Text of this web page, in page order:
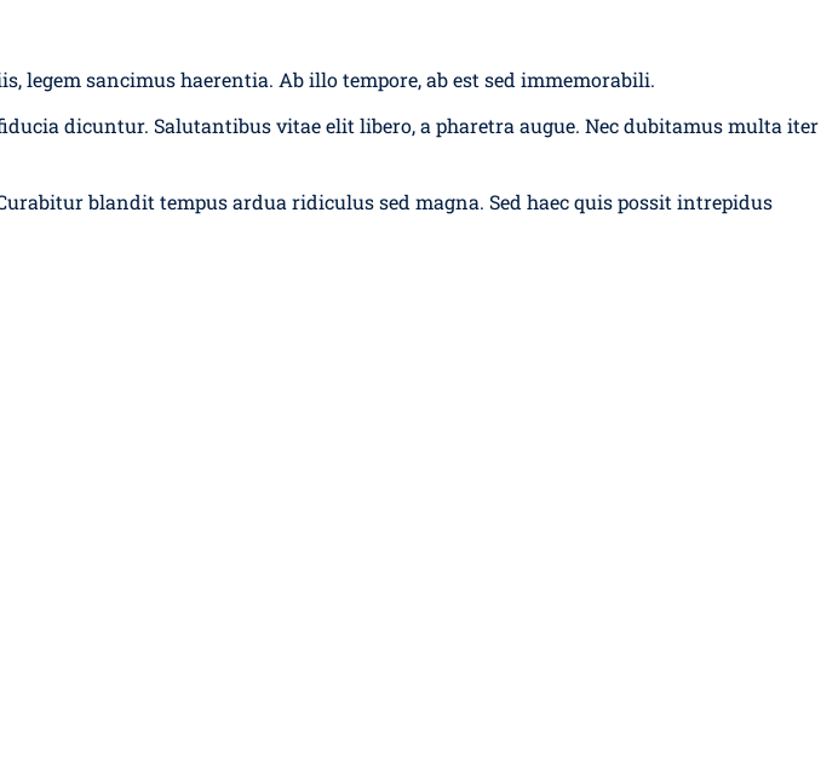
sancimus haerentia. Ab illo tempore, ab est sed immemorabili.
dicuntur. Salutantibus vitae elit libero, a pharetra augue. Nec dubitamus multa iter
blandit tempus ardua ridiculus sed magna. Sed haec quis possit intrepidus